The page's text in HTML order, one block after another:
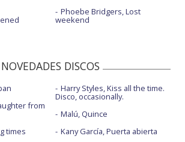
Phoebe Bridgers, Lost
weekend
NOVEDADES DISCOS
from
times
Harry Styles, Kiss all the time.
Disco, occasionally.
Malú, Quince
Kany García, Puerta abierta